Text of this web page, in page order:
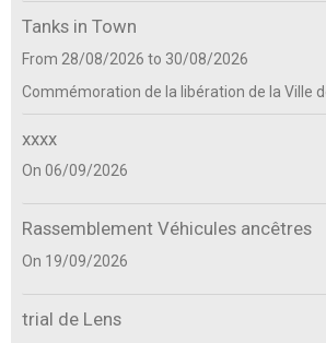
Tanks in Town
From 28/08/2026 to 30/08/2026
Commémoration de la libération de la Ville
xxxx
On 06/09/2026
Rassemblement Véhicules ancêtres
On 19/09/2026
trial de Lens